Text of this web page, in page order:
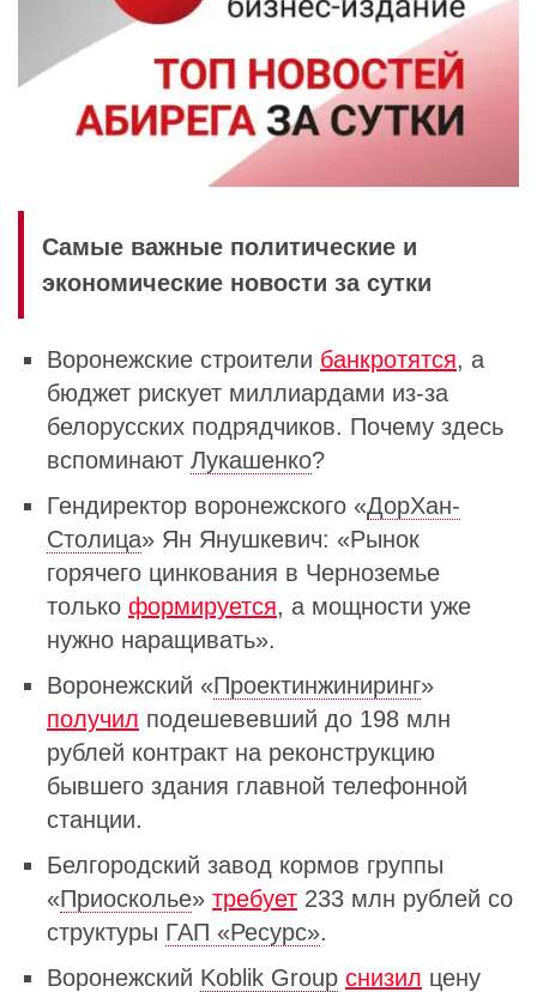
Самые важные политические и
экономические новости за сутки
Воронежские строители банкротятся, а
бюджет рискует миллиардами из‑за
белорусских подрядчиков. Почему здесь
вспоминают Лукашенко?
Гендиректор воронежского «ДорХан-
Столица» Ян Янушкевич: «Рынок
горячего цинкования в Черноземье
только формируется, а мощности уже
нужно наращивать».
Воронежский «Проектинжиниринг»
получил подешевевший до 198 млн
рублей контракт на реконструкцию
бывшего здания главной телефонной
станции.
Белгородский завод кормов группы
«Приосколье» требует 233 млн рублей со
структуры ГАП «Ресурс».
Воронежский Koblik Group снизил цену